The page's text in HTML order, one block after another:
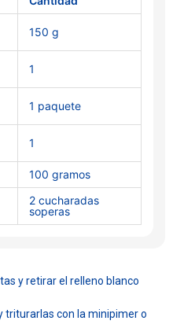
150 g
1
1 paquete
1
100 gramos
2 cucharadas
soperas
y retirar el relleno blanco
triturarlas con la minipimer o